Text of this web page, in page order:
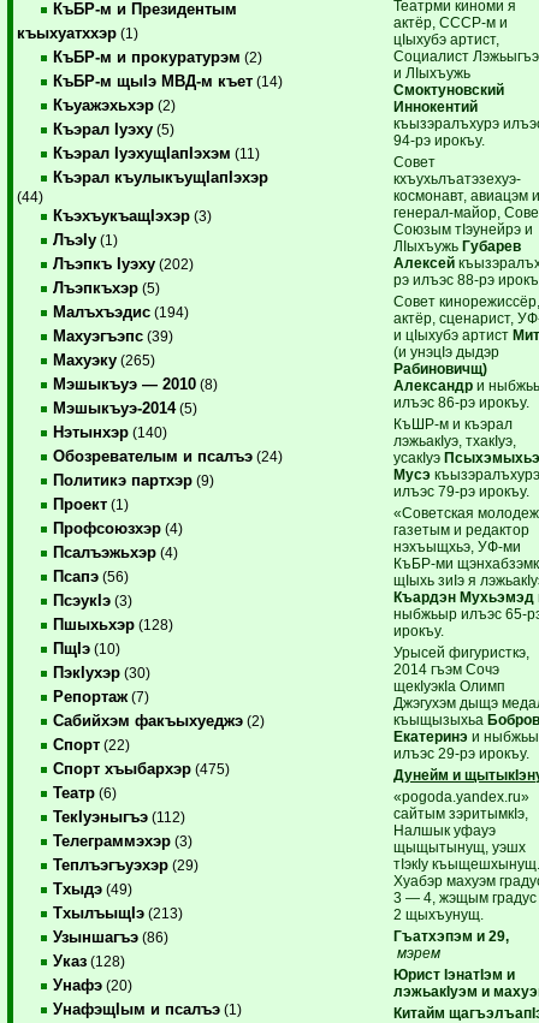
КъБР-м и Президентым
къыхуатххэр (1)
КъБР-м и прокуратурэм (2)
КъБР-м щыIэ МВД-м къет (14)
Къуажэхьхэр (2)
Къэрал Iуэху (5)
Къэрал IуэхущIапIэхэм (11)
Къэрал къулыкъущIапIэхэр
(44)
КъэхъукъащIэхэр (3)
ЛъэIу (1)
Лъэпкъ Iуэху (202)
Лъэпкъхэр (5)
Малъхъэдис (194)
Махуэгъэпс (39)
Махуэку (265)
Мэшыкъуэ — 2010 (8)
Мэшыкъуэ-2014(5)
Нэтынхэр (140)
Обозревателым и псалъэ (24)
Политикэ партхэр (9)
Проект (1)
Профсоюзхэр (4)
Псалъэжьхэр (4)
Псапэ (56)
ПсэукIэ (3)
Пшыхьхэр (128)
ПщIэ (10)
ПэкIухэр (30)
Репортаж (7)
Сабийхэм факъыхуеджэ (2)
Спорт (22)
Спорт хъыбархэр (475)
Театр (6)
ТекIуэныгъэ (112)
Телеграммэхэр (3)
Теплъэгъуэхэр (29)
Тхыдэ (49)
ТхылъыщIэ (213)
Узыншагъэ (86)
Указ (128)
Унафэ (20)
УнафэщIым и псалъэ (1)
Театрми киноми я
актёр, СССР-м и
цIыхубэ артист,
Социалист
и ЛIыхъужь
Смоктуновский
Иннокентий
къызэралъхурэ
94-рэ ирокъу.
Совет
кхъухьлъатэзехуэ-
космонавт, авиацэм
генерал-майор,
Союзым тIэунейрэ и
ЛIыхъужьГубарев
Алексей
рэ илъэс 88-рэ
Совет
актёр, сценарист,
и цIыхубэ артист
(и унэцIэ дыдэр
Рабиновичщ)
Александр и
илъэс 86-рэ ирокъу.
КъШР-м и къэрал
лэжьакIуэ, тхакIуэ,
усакIуэ
Мусэ
илъэс 79-рэ ирокъу.
«Советская
газетым и редактор
нэхъыщхьэ, УФ-ми
КъБР-ми
щIыхь зиIэ я
Къардэн Мухьэмэд
ныбжьыр илъэс 65-
ирокъу.
Урысей фигуристкэ,
2014 гъэм Сочэ
щекIуэкIа Олимп
Джэгухэм дыщэ
къыщызыхьа
Екатеринэ и
илъэс 29-рэ ирокъу.
Дунейм и
«pogoda.yandex.ru»
сайтым зэритымкIэ,
Налшык уфауэ
щыщытынущ, уэшх
тIэкIу
Хуабэр махуэм
3 — 4, жэщым градус
2 щыхъунущ.
Гъатхэпэм и 29,
мэрем
Юрист IэнатIэм и
лэжьакIуэм и
Китайм